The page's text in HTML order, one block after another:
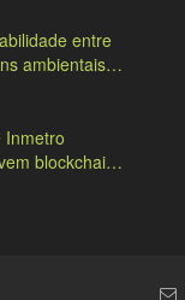
entre
ambientais:
Inmetro
blockchain